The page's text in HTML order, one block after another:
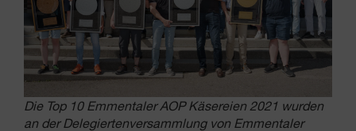
Die Top 10 Emmentaler AOP Käsereien 2021 wurden
an der Delegiertenversammlung von Emmentaler